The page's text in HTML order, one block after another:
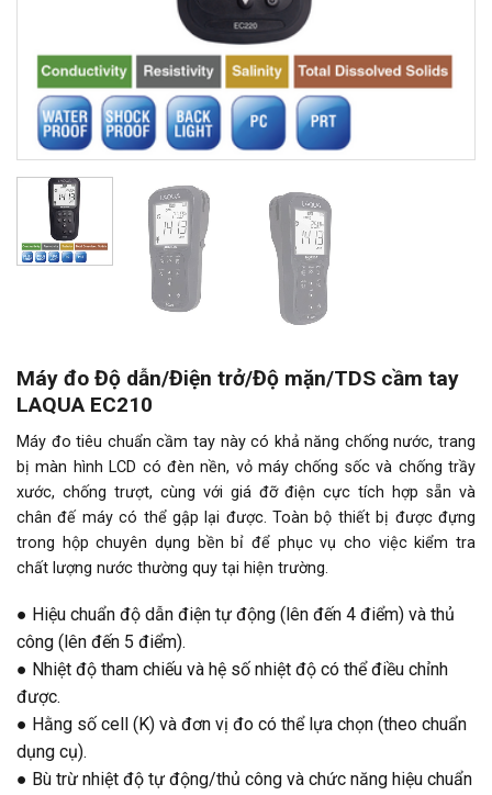
Máy đo Độ dẫn/Điện trở/Độ mặn/TDS cầm tay
LAQUA EC210
Máy đo tiêu chuẩn cầm tay này có khả năng chống nước, trang
bị màn hình LCD có đèn nền, vỏ máy chống sốc và chống trầy
xước, chống trượt, cùng với giá đỡ điện cực tích hợp sẵn và
chân đế máy có thể gập lại được. Toàn bộ thiết bị được đựng
trong hộp chuyên dụng bền bỉ để phục vụ cho việc kiểm tra
chất lượng nước thường quy tại hiện trường.
● Hiệu chuẩn độ dẫn điện tự động (lên đến 4 điểm) và thủ
công (lên đến 5 điểm).
● Nhiệt độ tham chiếu và hệ số nhiệt độ có thể điều chỉnh
được.
● Hằng số cell (K) và đơn vị đo có thể lựa chọn (theo chuẩn
dụng cụ).
● Bù trừ nhiệt độ tự động/thủ công và chức năng hiệu chuẩn